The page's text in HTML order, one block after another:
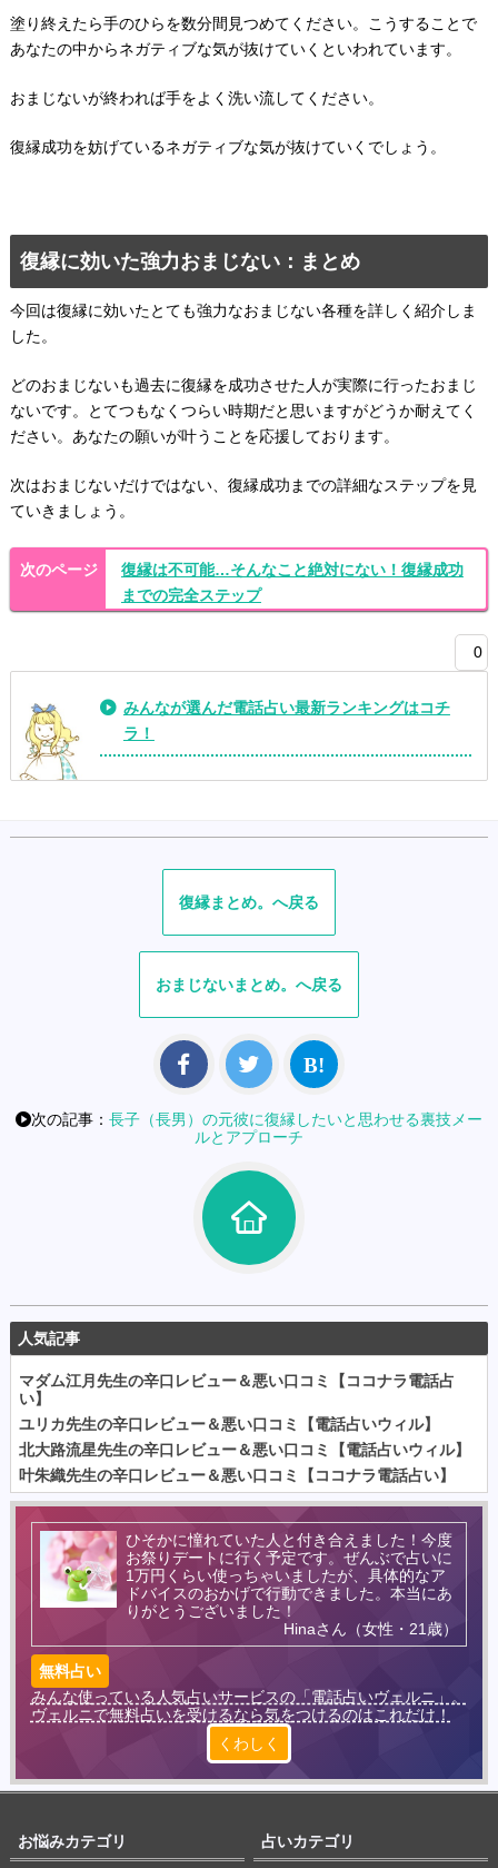
塗り終えたら手のひらを数分間見つめてください。こうすることで
あなたの中からネガティブな気が抜けていくといわれています。
おまじないが終われば手をよく洗い流してください。
復縁成功を妨げているネガティブな気が抜けていくでしょう。
復縁に効いた強力おまじない：まとめ
今回は復縁に効いたとても強力なおまじない各種を詳しく紹介しま
した。
どのおまじないも過去に復縁を成功させた人が実際に行ったおまじ
ないです。とてつもなくつらい時期だと思いますがどうか耐えてく
ださい。あなたの願いが叶うことを応援しております。
次はおまじないだけではない、復縁成功までの詳細なステップを見
ていきましょう。
復縁は不可能…そんなこと絶対にない！復縁成功
までの完全ステップ
0
みんなが選んだ電話占い最新ランキングはコチ
ラ！
復縁
おまじない
次の記事： 長子（長男）の元彼に復縁したいと思わせる裏技メー
ルとアプローチ
人気記事
マダム江月先生の辛口レビュー＆悪い口コミ【ココナラ電話占
い】
ユリカ先生の辛口レビュー＆悪い口コミ【電話占いウィル】
北大路流星先生の辛口レビュー＆悪い口コミ【電話占いウィル】
叶朱織先生の辛口レビュー＆悪い口コミ【ココナラ電話占い】
ひそかに憧れていた人と付き合えました！今度
お祭りデートに行く予定です。ぜんぶで占いに
1万円くらい使っちゃいましたが、具体的なア
ドバイスのおかげで行動できました。本当にあ
りがとうございました！
Hinaさん（女性・21歳）
無料占い
みんな使っている人気占いサービスの「電話占いヴェルニ」。
ヴェルニで無料占いを受けるなら気をつけるのはこれだけ！
くわしく
お悩みカテゴリ 占いカテゴリ